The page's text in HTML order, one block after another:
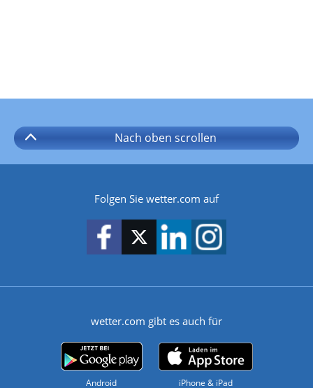
Nach oben scrollen
Folgen Sie wetter.com auf
wetter.com gibt es auch für
Android iPhone & iPad